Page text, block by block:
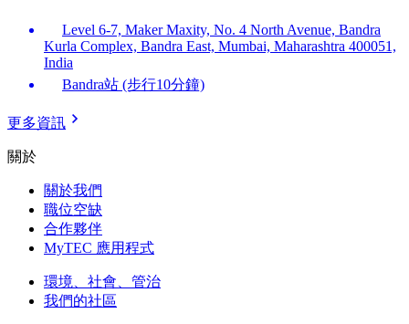
Level 6-7, Maker Maxity, No. 4 North Avenue, Bandra
Kurla Complex, Bandra East, Mumbai, Maharashtra 400051,
India
Bandra站 (步行10分鐘)
更多資訊
關於
關於我們
職位空缺
合作夥伴
MyTEC 應用程式
環境、社會、管治
我們的社區